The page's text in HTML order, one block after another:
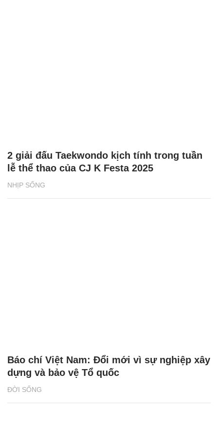
NHỊP SỐNG
2 giải đấu Taekwondo kịch tính trong tuần
lễ thể thao của CJ K Festa 2025
ĐỜI SỐNG
Báo chí Việt Nam: Đổi mới vì sự nghiệp xây
dựng và bảo vệ Tổ quốc